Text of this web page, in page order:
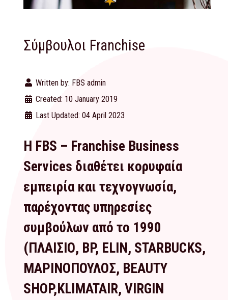
Σύμβουλοι Franchise
Written by: FBS admin
Created: 10 January 2019
Last Updated: 04 April 2023
Η FBS – Franchise Business
Services διαθέτει κορυφαία
εμπειρία και τεχνογνωσία,
παρέχοντας υπηρεσίες
συμβούλων από το 1990
(ΠΛΑΙΣΙΟ, BP, ELIN, STARBUCKS,
ΜΑΡΙΝΟΠΟΥΛΟΣ, BEAUTY
SHOP,KLIMATAIR, VIRGIN